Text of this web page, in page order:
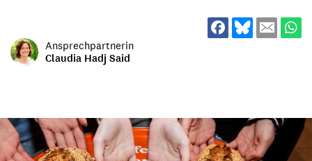
Ansprechpartnerin
Claudia Hadj Said